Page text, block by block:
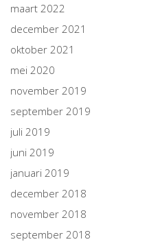
maart 2022
december 2021
oktober 2021
mei 2020
november 2019
september 2019
juli 2019
juni 2019
januari 2019
december 2018
november 2018
september 2018